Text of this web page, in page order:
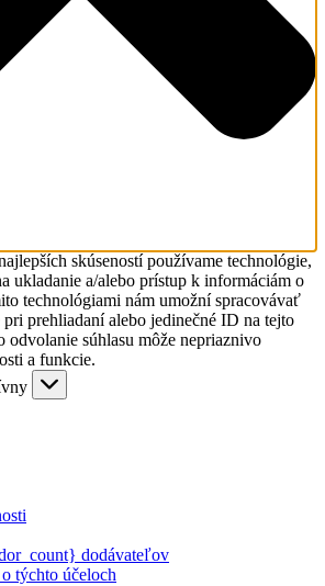
skúseností používame technológie,
ukladanie a/alebo prístup k informáciám o
technológiami nám umožní spracovávať
pri prehliadaní alebo jedinečné ID na tejto
odvolanie súhlasu môže nepriaznivo
a funkcie.
dodávateľov
týchto účeloch